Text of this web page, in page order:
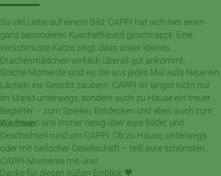
So viel Liebe auf einem Bild: CAPPI hat sich hier einen
ganz besonderen Kuschelfreund geschnappt. Eine
verschmuste Katze zeigt, dass unser kleines
Drachenmädchen wirklich überall gut ankommt.
Solche Momente sind es, die uns jedes Mal aufs Neue ein
Lächeln ins Gesicht zaubern. CAPPI ist längst nicht nur
im Markt unterwegs, sondern auch zu Hause ein treuer
Begleiter – zum Spielen, Entdecken und eben auch zum
Kuscheln.
Wir freuen uns immer riesig über eure Bilder und
Geschichten rund um CAPPI. Ob zu Hause, unterwegs
oder mit tierischer Gesellschaft – teilt eure schönsten
CAPPI-Momente mit uns!
Danke für diesen süßen Einblick 🧡